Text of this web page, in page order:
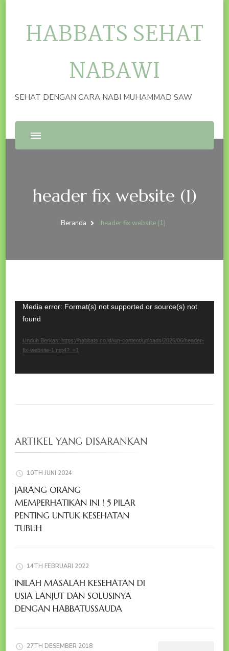
HABBATS SEHAT
NABAWI
SEHAT DENGAN CARA NABI MUHAMMAD SAW
header fix website (1)
Beranda header fix website (1)
Pemutar
Video
Media error: Format(s) not supported or source(s) not
found
Unduh Berkas: https://habbats.co.id/wp-content/uploads/2026/06/header-
fix-website-1.mp4?_=1
ARTIKEL YANG DISARANKAN
10TH JUNI 2024
JARANG ORANG
MEMPERHATIKAN INI ! 5 PILAR
PENTING UNTUK KESEHATAN
TUBUH
14TH FEBRUARI 2022
INILAH MASALAH KESEHATAN DI
USIA LANJUT DAN SOLUSINYA
DENGAN HABBATUSSAUDA
27TH DESEMBER 2018